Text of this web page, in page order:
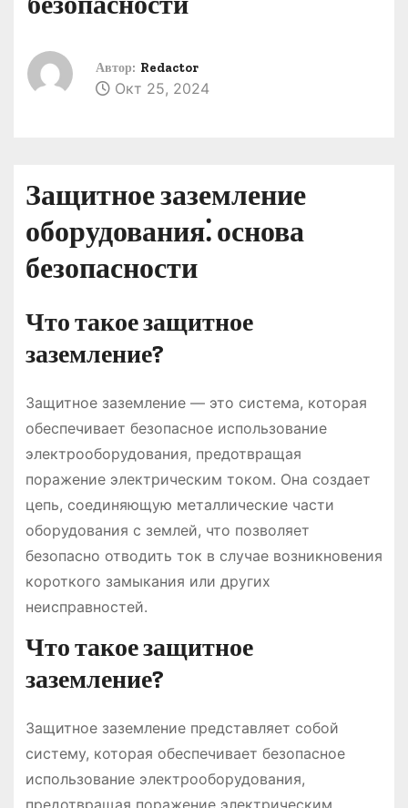
Автор: Redactor
Окт 25, 2024
Защитное заземление
оборудования⁚ основа
безопасности
Что такое защитное
заземление?
Защитное заземление — это система, которая
обеспечивает безопасное использование
электрооборудования, предотвращая
поражение электрическим током. Она создает
цепь, соединяющую металлические части
оборудования с землей, что позволяет
безопасно отводить ток в случае возникновения
короткого замыкания или других
неисправностей.
Что такое защитное
заземление?
Защитное заземление представляет собой
систему, которая обеспечивает безопасное
использование электрооборудования,
предотвращая поражение электрическим